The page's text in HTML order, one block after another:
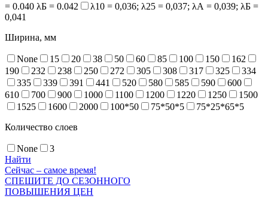
= 0.040 λБ = 0.042
λ10 = 0,036; λ25 = 0,037; λА = 0,039; λБ =
0,041
Ширина, мм
None 15 20 38 50 60 85 100 150
162
190
232 238 250 272 305 308 317 325
334
335
339 391 441 520 580 585 590
600
610
700 900 1000 1100 1200 1220 1250
1500
1525
1600 2000 100*50 75*50*5
75*25*65*5
Количество слоев
None
3
Найти
Сейчас – самое время!
СПЕШИТЕ ДО СЕЗОННОГО
ПОВЫШЕНИЯ ЦЕН